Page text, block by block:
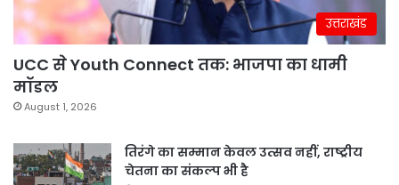
उत्तराखंड
UCC से Youth Connect तक: भाजपा का धामी
मॉडल
August 1, 2026
तिरंगे का सम्मान केवल उत्सव नहीं, राष्ट्रीय
चेतना का संकल्प भी है